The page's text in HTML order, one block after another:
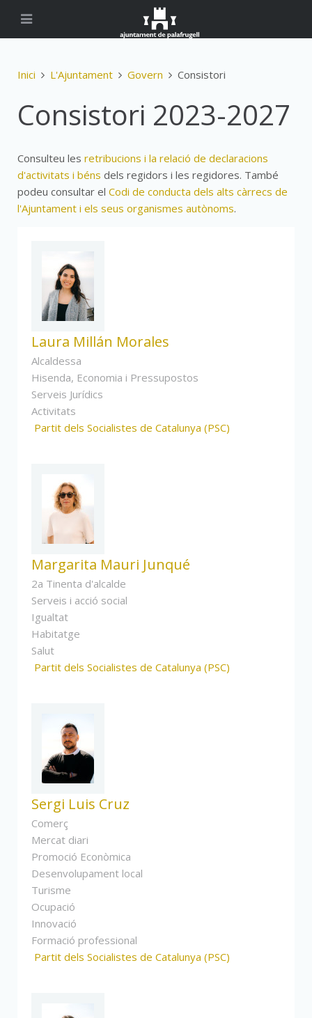
Inici L'Ajuntament Govern Consistori
Consistori 2023-2027
Consulteu les retribucions i la relació de declaracions
d'activitats i béns dels regidors i les regidores. També
podeu consultar el Codi de conducta dels alts càrrecs de
l'Ajuntament i els seus organismes autònoms.
Laura Millán Morales
Alcaldessa
Hisenda, Economia i Pressupostos
Serveis Jurídics
Activitats
Partit dels Socialistes de Catalunya (PSC)
Margarita Mauri Junqué
2a Tinenta d'alcalde
Serveis i acció social
Igualtat
Habitatge
Salut
Partit dels Socialistes de Catalunya (PSC)
Sergi Luis Cruz
Comerç
Mercat diari
Promoció Econòmica
Desenvolupament local
Turisme
Ocupació
Innovació
Formació professional
Partit dels Socialistes de Catalunya (PSC)